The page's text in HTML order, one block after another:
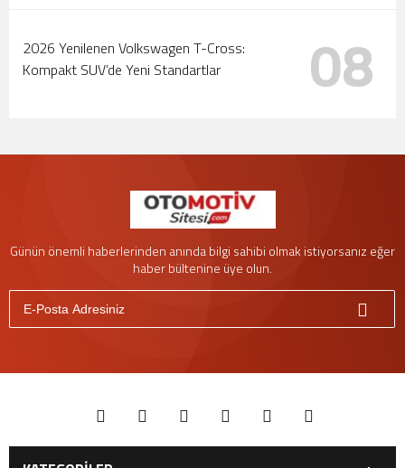
2026 Yenilenen Volkswagen T-Cross:
Kompakt SUV’de Yeni Standartlar
08
Günün önemli haberlerinden anında bilgi sahibi olmak istiyorsanız eğer
haber bültenine üye olun.